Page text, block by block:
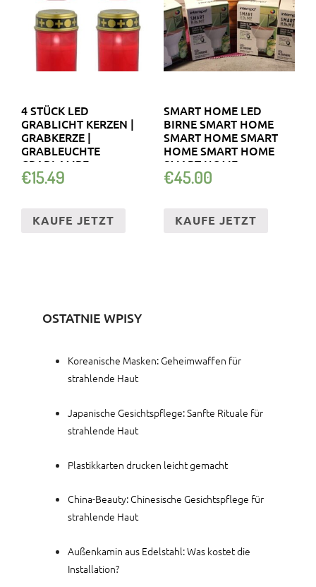
4 STÜCK LED
GRABLICHT KERZEN |
GRABKERZE |
GRABLEUCHTE
GRABLAMPE
FRIEDHOFSKERZE
€15.49
KAUFE JETZT
SMART HOME LED
BIRNE SMART HOME
SMART HOME SMART
HOME SMART HOME
SMART HOME
€45.00
KAUFE JETZT
OSTATNIE WPISY
Koreanische Masken: Geheimwaffen für
strahlende Haut
Japanische Gesichtspflege: Sanfte Rituale für
strahlende Haut
Plastikkarten drucken leicht gemacht
China-Beauty: Chinesische Gesichtspflege für
strahlende Haut
Außenkamin aus Edelstahl: Was kostet die
Installation?